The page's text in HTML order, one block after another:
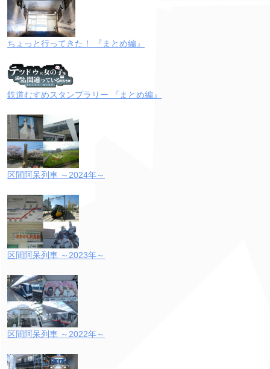
ちょっと行ってきた！ 『まとめ編』
鉄道むすめスタンプラリー 『まとめ編』
区間阿呆列車 ～2024年～
区間阿呆列車 ～2023年～
区間阿呆列車 ～2022年～